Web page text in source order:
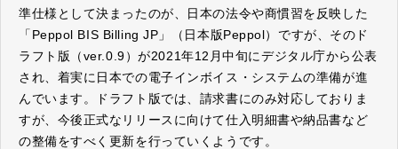
準仕様として決まったのが、日本の法令や商慣習を反映した
「Peppol BIS Billing JP」（日本版Peppol）ですが、そのド
ラフト版（ver.0.9）が2021年12月中旬にデジタル庁から公表
され、着実に日本での電子インボイス・システムの準備が進
んでいます。ドラフト版では、請求書にのみ対応しておりま
すが、今後正式なリリースに向けて仕入明細書や納品書など
の整備をすべく更新を行っていくようです。